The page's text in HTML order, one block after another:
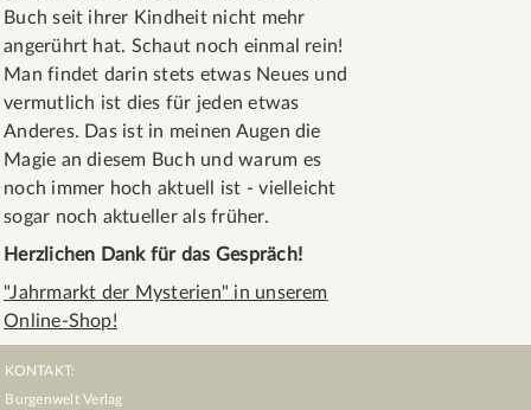
Buch seit ihrer Kindheit nicht mehr
angerührt hat. Schaut noch einmal rein!
Man findet darin stets etwas Neues und
vermutlich ist dies für jeden etwas
Anderes. Das ist in meinen Augen die
Magie an diesem Buch und warum es
noch immer hoch aktuell ist - vielleicht
sogar noch aktueller als früher.
Herzlichen Dank für das Gespräch!
"Jahrmarkt der Mysterien" in unserem
Online-Shop!
KONTAKT:
Burgenwelt Verlag